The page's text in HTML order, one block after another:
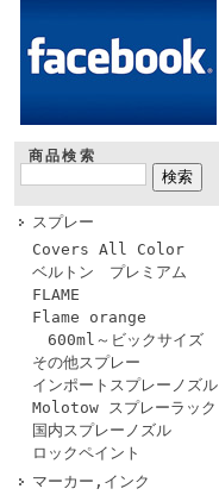
商品検索
スプレー
Covers All Color
ベルトン プレミアム
FLAME
Flame orange
600ml～ビックサイズ
その他スプレー
インポートスプレーノズル
Molotow スプレーラック
国内スプレーノズル
ロックペイント
マーカー,インク